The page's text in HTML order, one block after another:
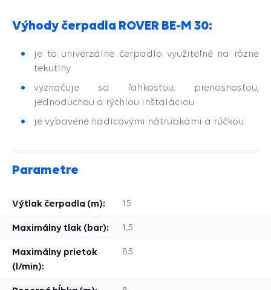
Výhody čerpadla ROVER BE-M 30:
je to univerzálne čerpadlo využiteľné na rôzne
tekutiny
vyznačuje sa ľahkosťou, prenosnosťou,
jednoduchou a rýchlou inštaláciou
je vybavené hadicovými nátrubkami a rúčkou
Parametre
Výtlak čerpadla (m): 15
Maximálny tlak (bar): 1,5
Maximálny prietok
(l/min):
85